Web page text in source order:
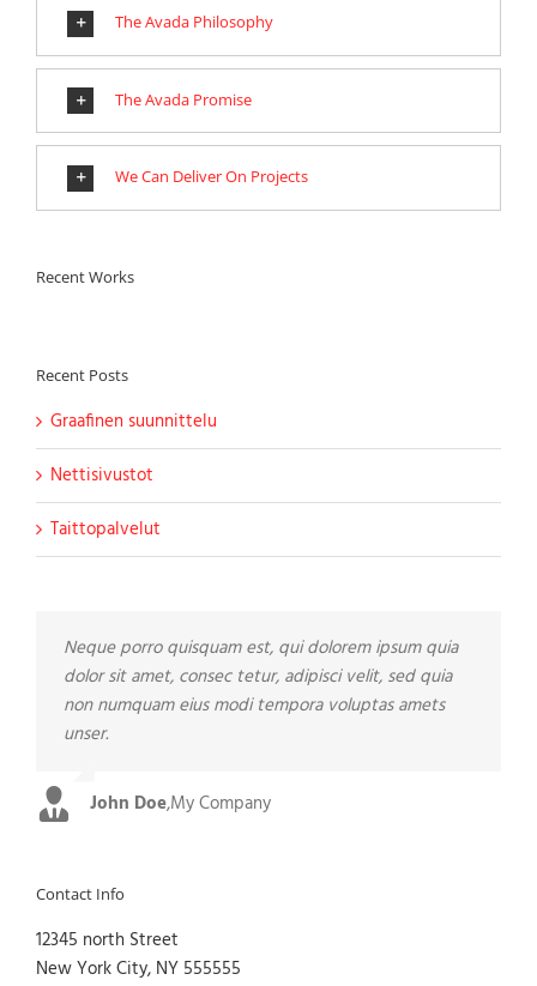
The Avada Philosophy
The Avada Promise
We Can Deliver On Projects
Recent Works
Recent Posts
Graafinen suunnittelu
Nettisivustot
Taittopalvelut
Neque porro quisquam est, qui dolorem ipsum quia
dolor sit amet, consec tetur, adipisci velit, sed quia
non numquam eius modi tempora voluptas amets
unser.
John Doe,My Company
Aliquam erat volutpat. Quisque at est id ligula facilisis
laoreet eget pulvinar nibh. Suspendisse at ultrices
dui. Curabitur ac felis arcu sadips ipsums fugiats
nemis.
Luke Beck,Theme Fusion
Contact Info
12345 north Street
New York City, NY 555555